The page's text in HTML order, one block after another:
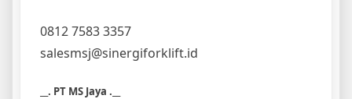
0812 7583 3357
salesmsj@sinergiforklift.id
__. PT MS Jaya .__